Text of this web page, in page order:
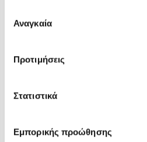
συγκατάθεσης
Αναγκαία
Προτιμήσεις
Στατιστικά
Εμπορικής προώθησης